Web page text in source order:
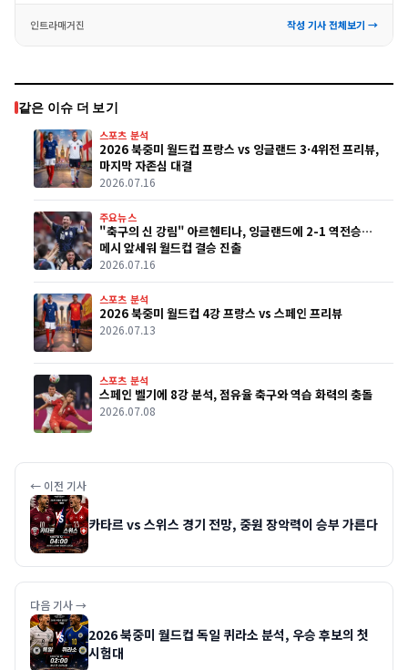
인트라매거진 작성 기사 전체보기 →
같은 이슈 더 보기
스포츠 분석
2026 북중미 월드컵 프랑스 vs 잉글랜드 3·4위전 프리뷰,
마지막 자존심 대결
2026.07.16
주요뉴스
"축구의 신 강림" 아르헨티나, 잉글랜드에 2-1 역전승…
메시 앞세워 월드컵 결승 진출
2026.07.16
스포츠 분석
2026 북중미 월드컵 4강 프랑스 vs 스페인 프리뷰
2026.07.13
스포츠 분석
스페인 벨기에 8강 분석, 점유율 축구와 역습 화력의 충돌
2026.07.08
← 이전 기사
카타르 vs 스위스 경기 전망, 중원 장악력이 승부 가른다
다음 기사 →
2026 북중미 월드컵 독일 퀴라소 분석, 우승 후보의 첫
시험대